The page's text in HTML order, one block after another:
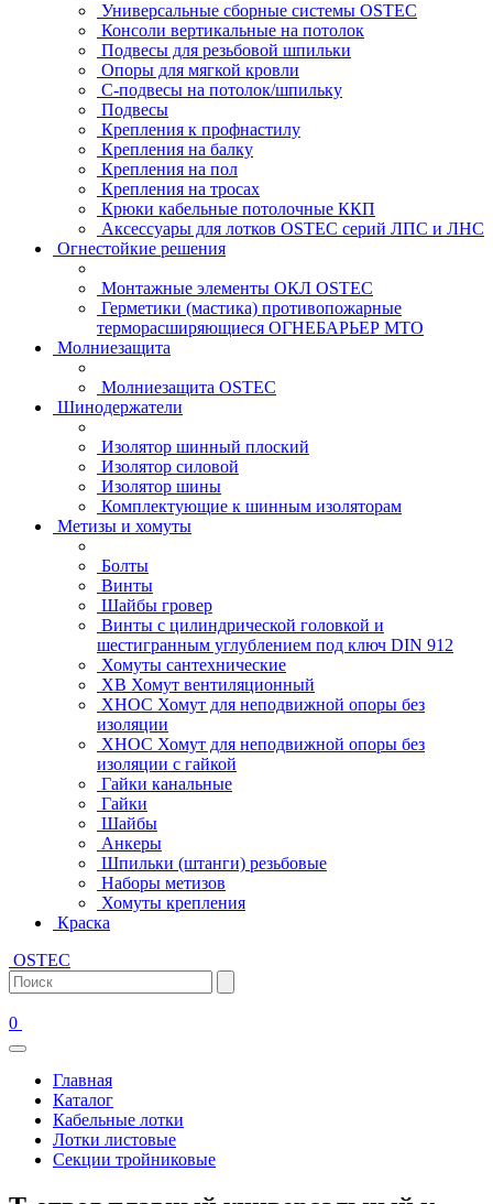
Универсальные сборные системы OSTEC
Консоли вертикальные на потолок
Подвесы для резьбовой шпильки
Опоры для мягкой кровли
С-подвесы на потолок/шпильку
Подвесы
Крепления к профнастилу
Крепления на балку
Крепления на пол
Крепления на тросах
Крюки кабельные потолочные ККП
Аксессуары для лотков OSTEC серий ЛПС и ЛНС
Огнестойкие решения
Монтажные элементы ОКЛ OSTEC
Герметики (мастика) противопожарные
терморасширяющиеся ОГНЕБАРЬЕР МТО
Молниезащита
Молниезащита OSTEC
Шинодержатели
Изолятор шинный плоский
Изолятор силовой
Изолятор шины
Комплектующие к шинным изоляторам
Метизы и хомуты
Болты
Винты
Шайбы гровер
Винты с цилиндрической головкой и
шестигранным углублением под ключ DIN 912
Хомуты сантехнические
ХВ Хомут вентиляционный
ХНОС Хомут для неподвижной опоры без
изоляции
ХНОС Хомут для неподвижной опоры без
изоляции с гайкой
Гайки канальные
Гайки
Шайбы
Анкеры
Шпильки (штанги) резьбовые
Наборы метизов
Хомуты крепления
Краска
OSTEC
0
Главная
Каталог
Кабельные лотки
Лотки листовые
Секции тройниковые